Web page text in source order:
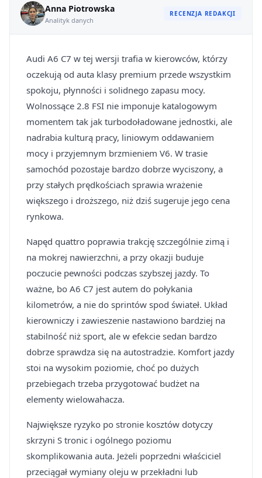
Anna Piotrowska
Analityk danych
RECENZJA REDAKCJI
Audi A6 C7 w tej wersji trafia w kierowców, którzy
oczekują od auta klasy premium przede wszystkim
spokoju, płynności i solidnego zapasu mocy.
Wolnossące 2.8 FSI nie imponuje katalogowym
momentem tak jak turbodoładowane jednostki, ale
nadrabia kulturą pracy, liniowym oddawaniem
mocy i przyjemnym brzmieniem V6. W trasie
samochód pozostaje bardzo dobrze wyciszony, a
przy stałych prędkościach sprawia wrażenie
większego i droższego, niż dziś sugeruje jego cena
rynkowa.
Napęd quattro poprawia trakcję szczególnie zimą i
na mokrej nawierzchni, a przy okazji buduje
poczucie pewności podczas szybszej jazdy. To
ważne, bo A6 C7 jest autem do połykania
kilometrów, a nie do sprintów spod świateł. Układ
kierowniczy i zawieszenie nastawiono bardziej na
stabilność niż sport, ale w efekcie sedan bardzo
dobrze sprawdza się na autostradzie. Komfort jazdy
stoi na wysokim poziomie, choć po dużych
przebiegach trzeba przygotować budżet na
elementy wielowahacza.
Największe ryzyko po stronie kosztów dotyczy
skrzyni S tronic i ogólnego poziomu
skomplikowania auta. Jeżeli poprzedni właściciel
przeciągał wymiany oleju w przekładni lub